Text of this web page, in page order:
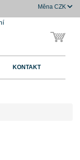
Měna CZK
KONTAKT